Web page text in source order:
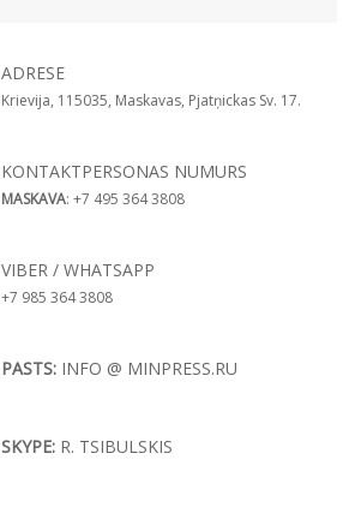
ADRESE
Krievija, 115035, Maskavas, Pjatņickas Sv. 17.
KONTAKTPERSONAS NUMURS
MASKAVA: +7 495 364 3808
VIBER / WHATSAPP
+7 985 364 3808
PASTS: INFO @ MINPRESS.RU
SKYPE: R. TSIBULSKIS